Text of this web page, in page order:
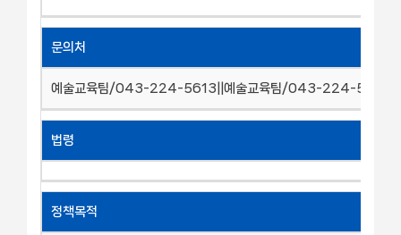
문의처
예술교육팀/043-224-5613||예술교육팀/043-224-5614
법령
정책목적